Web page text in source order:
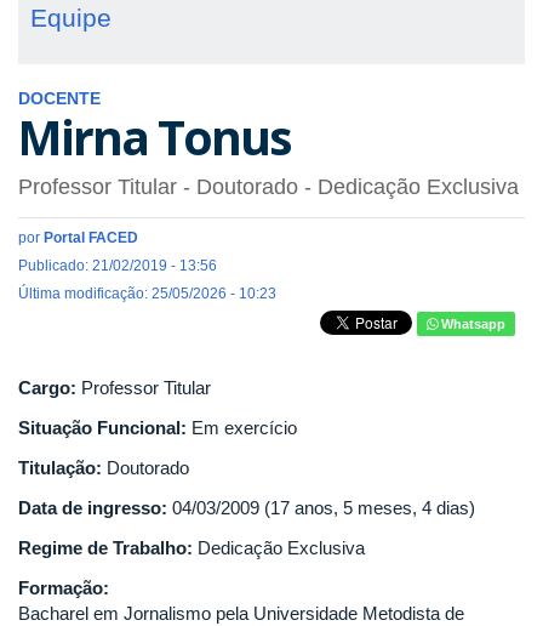
Equipe
DOCENTE
Mirna Tonus
Professor Titular - Doutorado - Dedicação Exclusiva
por Portal FACED
Publicado: 21/02/2019 - 13:56
Última modificação: 25/05/2026 - 10:23
Whatsapp
Cargo: Professor Titular
Situação Funcional: Em exercício
Titulação: Doutorado
Data de ingresso: 04/03/2009 (17 anos, 5 meses, 4 dias)
Regime de Trabalho: Dedicação Exclusiva
Formação:
Bacharel em Jornalismo pela Universidade Metodista de